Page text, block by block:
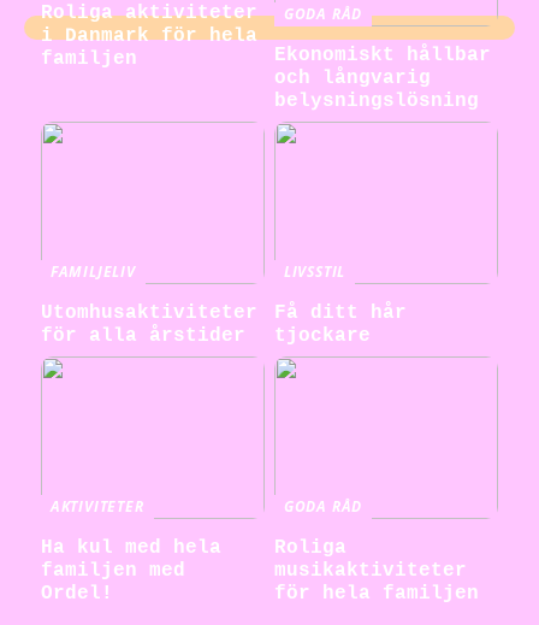
Roliga aktiviteter
i Danmark för hela
familjen
GODA RÅD
Ekonomiskt hållbar
och långvarig
belysningslösning
FAMILJELIV
Utomhusaktiviteter
för alla årstider
LIVSSTIL
Få ditt hår
tjockare
AKTIVITETER
Ha kul med hela
familjen med
Ordel!
GODA RÅD
Roliga
musikaktiviteter
för hela familjen